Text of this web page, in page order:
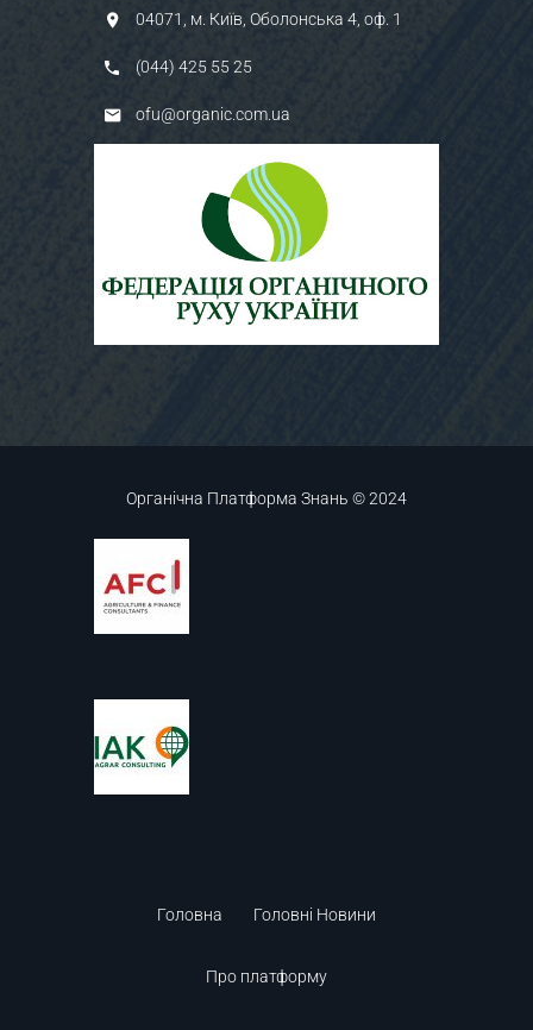
04071, м. Київ, Оболонська 4, оф. 1
(044) 425 55 25
ofu@organic.com.ua
Органічна Платформа Знань © 2024
Головна Головні Новини
Про платформу